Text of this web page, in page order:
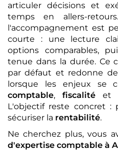
articuler décisions et
temps en allers-
l'accompagnement est
courte : une lecture
options comparables,
tenue dans la durée. Ce
par défaut et redonne
lorsque les enjeux se
comptable, fiscalitéet
L'objectif reste concret :
sécuriser la rentabilité.
Ne cherchez plus, vous
d'expertise comptable à